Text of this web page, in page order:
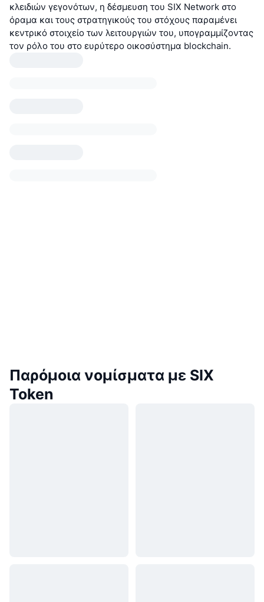
κλειδιών γεγονότων, η δέσμευση του SIX Network στο
όραμα και τους στρατηγικούς του στόχους παραμένει
κεντρικό στοιχείο των λειτουργιών του, υπογραμμίζοντας
τον ρόλο του στο ευρύτερο οικοσύστημα blockchain.
Παρόμοια νομίσματα με SIX
Token